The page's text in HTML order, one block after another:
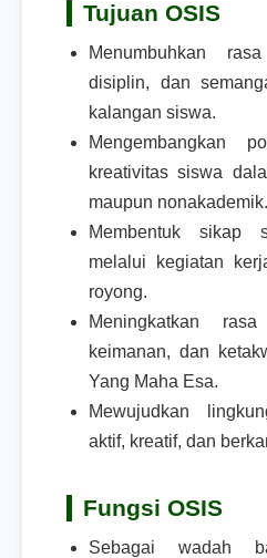
Tujuan OSIS
Menumbuhkan
disiplin, dan
kalangan siswa.
Mengembangkan
kreativitas siswa
maupun nonakademik.
Membentuk sikap
melalui kegiatan
royong.
Meningkatkan
keimanan, dan
Yang Maha Esa.
Mewujudkan
aktif, kreatif, dan
Fungsi OSIS
Sebagai wadah